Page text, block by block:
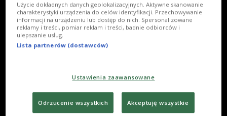
Użycie dokładnych danych geolokalizacyjnych. Aktywne skanowanie
charakterystyki urządzenia do celów identyfikacji. Przechowywanie
informacji na urządzeniu lub dostęp do nich. Spersonalizowane
reklamy i treści, pomiar reklam i treści, badnie odbiorców i
ulepszanie usług.
Lista partnerów (dostawców)
Ustawienia zaawansowane
Odrzucenie wszystkich Akceptuję wszystkie